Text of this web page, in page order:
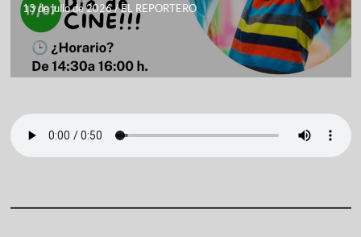
13 de julio de 2026/EL REPORTERO